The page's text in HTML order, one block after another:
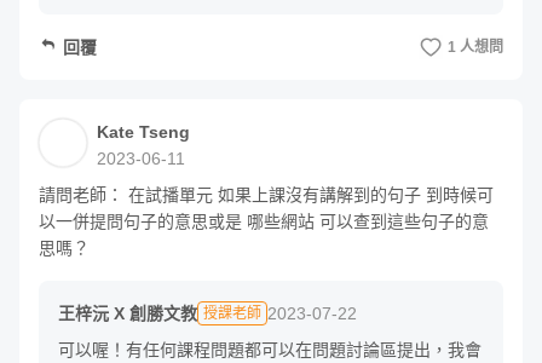
回覆 1 人想問
Kate Tseng
2023-06-11
請問老師： 在試播單元 如果上課沒有講解到的句子 到時候可
以一併提問句子的意思或是 哪些網站 可以查到這些句子的意
思嗎？
王梓沅 X 創勝文教 授課老師 2023-07-22
可以喔！有任何課程問題都可以在問題討論區提出，我會